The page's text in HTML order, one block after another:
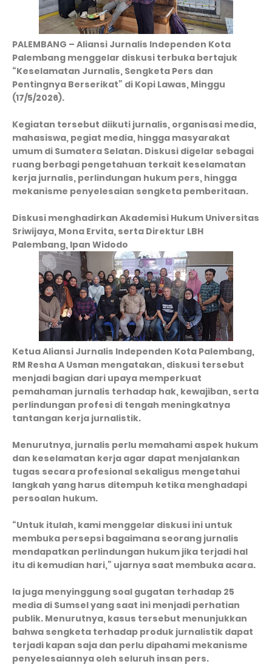
PALEMBANG – Aliansi Jurnalis Independen Kota
Palembang menggelar diskusi terbuka bertajuk
“Keselamatan Jurnalis, Sengketa Pers dan
Pentingnya Berserikat” di Kopi Lawas, Minggu
(17/5/2026).
Kegiatan tersebut diikuti jurnalis, organisasi media,
mahasiswa, pegiat media, hingga masyarakat
umum di Sumatera Selatan. Diskusi digelar sebagai
ruang berbagi pengetahuan terkait keselamatan
kerja jurnalis, perlindungan hukum pers, hingga
mekanisme penyelesaian sengketa pemberitaan.
Diskusi menghadirkan Akademisi Hukum Universitas
Sriwijaya, Mona Ervita, serta Direktur LBH
Palembang, Ipan Widodo
Ketua Aliansi Jurnalis Independen Kota Palembang,
RM Resha A Usman mengatakan, diskusi tersebut
menjadi bagian dari upaya memperkuat
pemahaman jurnalis terhadap hak, kewajiban, serta
perlindungan profesi di tengah meningkatnya
tantangan kerja jurnalistik.
Menurutnya, jurnalis perlu memahami aspek hukum
dan keselamatan kerja agar dapat menjalankan
tugas secara profesional sekaligus mengetahui
langkah yang harus ditempuh ketika menghadapi
persoalan hukum.
“Untuk itulah, kami menggelar diskusi ini untuk
membuka persepsi bagaimana seorang jurnalis
mendapatkan perlindungan hukum jika terjadi hal
itu di kemudian hari,” ujarnya saat membuka acara.
Ia juga menyinggung soal gugatan terhadap 25
media di Sumsel yang saat ini menjadi perhatian
publik. Menurutnya, kasus tersebut menunjukkan
bahwa sengketa terhadap produk jurnalistik dapat
terjadi kapan saja dan perlu dipahami mekanisme
penyelesaiannya oleh seluruh insan pers.